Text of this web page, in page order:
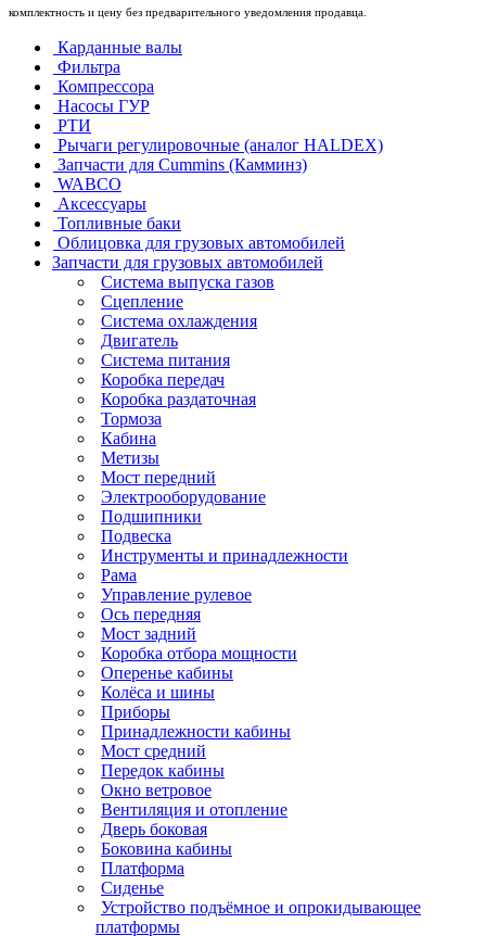
комплектность и цену без предварительного уведомления продавца.
Карданные валы
Фильтра
Компрессора
Насосы ГУР
РТИ
Рычаги регулировочные (аналог HALDEX)
Запчасти для Cummins (Камминз)
WABCO
Аксессуары
Топливные баки
Облицовка для грузовых автомобилей
Запчасти для грузовых автомобилей
Система выпуска газов
Сцепление
Система охлаждения
Двигатель
Система питания
Коробка передач
Коробка раздаточная
Тормоза
Кабина
Метизы
Мост передний
Электрооборудование
Подшипники
Подвеска
Инструменты и принадлежности
Рама
Управление рулевое
Ось передняя
Мост задний
Коробка отбора мощности
Оперенье кабины
Колёса и шины
Приборы
Принадлежности кабины
Мост средний
Передок кабины
Окно ветровое
Вентиляция и отопление
Дверь боковая
Боковина кабины
Платформа
Сиденье
Устройство подъёмное и опрокидывающее
платформы